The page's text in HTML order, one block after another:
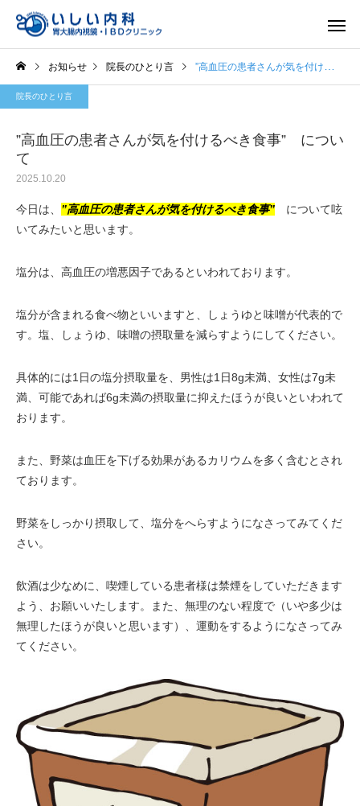
お知らせ 院長のひとり言 ”高血圧の患者さんが気を付けるべき食事” について
院長のひとり言
”高血圧の患者さんが気を付けるべき食事” につい
て
2025.10.20
今日は、 ”高血圧の患者さんが気を付けるべき食事” について呟
いてみたいと思います。
塩分は、高血圧の増悪因子であるといわれております。
塩分が含まれる食べ物といいますと、しょうゆと味噌が代表的で
す。塩、しょうゆ、味噌の摂取量を減らすようにしてください。
具体的には1日の塩分摂取量を、男性は1日8g未満、女性は7g未
満、可能であれば6g未満の摂取量に抑えたほうが良いといわれて
おります。
また、野菜は血圧を下げる効果があるカリウムを多く含むとされ
ております。
野菜をしっかり摂取して、塩分をへらすようになさってみてくだ
さい。
飲酒は少なめに、喫煙している患者様は禁煙をしていただきます
よう、お願いいたします。また、無理のない程度で（いや多少は
無理したほうが良いと思います）、運動をするようになさってみ
てください。